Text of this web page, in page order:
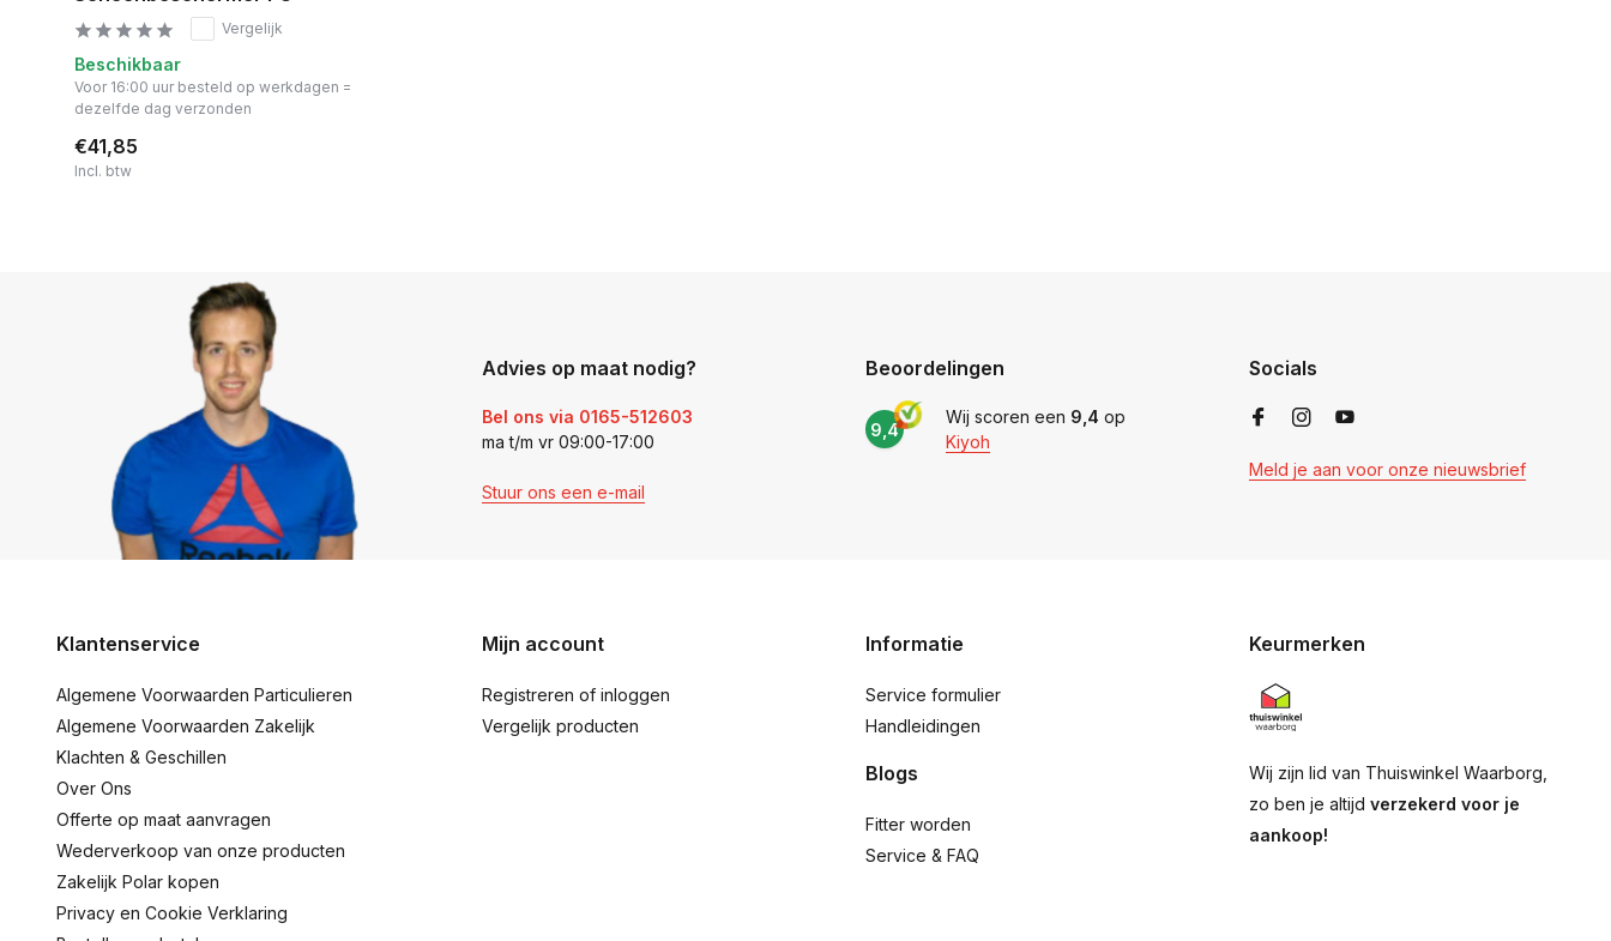
Vergelijk
Beschikbaar
Voor 16:00 uur besteld op werkdagen =
dezelfde dag verzonden
€41,85
Incl. btw
Advies op maat nodig?
Bel ons via 0165-512603
ma t/m vr 09:00-17:00
Stuur ons een e-mail
Beoordelingen
9,4
Wij scoren een 9,4 op
Kiyoh
Socials
Meld je aan voor onze nieuwsbrief
Klantenservice
Algemene Voorwaarden Particulieren
Algemene Voorwaarden Zakelijk
Klachten & Geschillen
Over Ons
Offerte op maat aanvragen
Wederverkoop van onze producten
Zakelijk Polar kopen
Privacy en Cookie Verklaring
Mijn account
Registreren of inloggen
Vergelijk producten
Informatie
Service formulier
Handleidingen
Blogs
Fitter worden
Service & FAQ
Keurmerken
Wij zijn lid van Thuiswinkel Waarborg,
zo ben je altijd verzekerd voor je
aankoop!